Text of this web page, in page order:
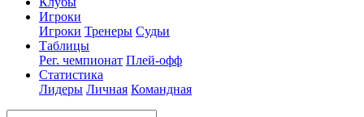
Игроки
Игроки Тренеры Судьи
Таблицы
Рег. чемпионат Плей-офф
Статистика
Лидеры Личная Командная